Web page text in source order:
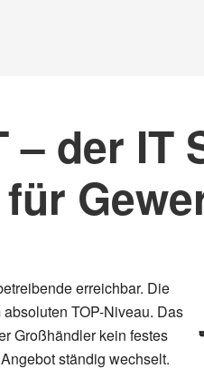
– der IT
erreichbar. Die
TOP-Niveau. Das
Großhändler kein festes
ständig wechselt.